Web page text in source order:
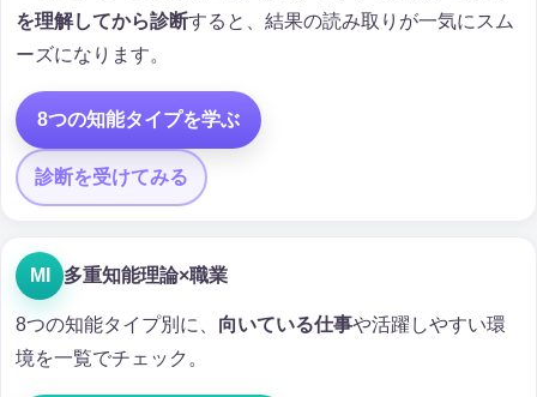
を理解してから診断すると、結果の読み取りが一気にスム
ーズになります。
8つの知能タイプを学ぶ
診断を受けてみる
MI 多重知能理論×職業
8つの知能タイプ別に、 向いている仕事や活躍しやすい環
境を一覧でチェック。